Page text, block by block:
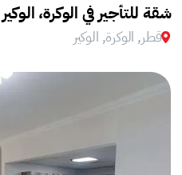
شقة للتأجير في الوكرة، الوكير
قطر, الوكرة, الوكير